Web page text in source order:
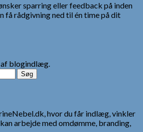
sparring eller feedback på inden
få rådgivning ned til én time på dit
af blogindlæg.
hvor du får indlæg, vinkler
arbejde med omdømme, branding,